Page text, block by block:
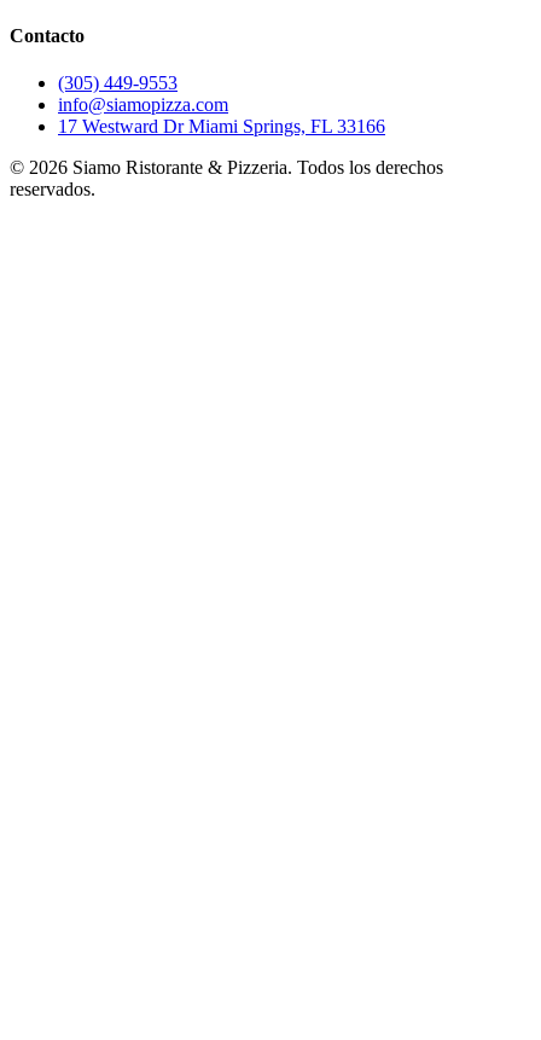
Contacto
(305) 449-9553
info@siamopizza.com
17 Westward Dr Miami Springs, FL 33166
© 2026 Siamo Ristorante & Pizzeria. Todos los derechos
reservados.